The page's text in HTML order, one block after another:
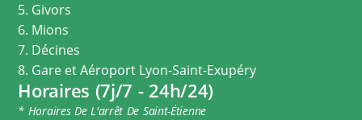
5. Givors
6. Mions
7. Décines
8. Gare et Aéroport Lyon-Saint-Exupéry
Horaires (7j/7 - 24h/24)
* Horaires De L'arrêt De Saint-Étienne